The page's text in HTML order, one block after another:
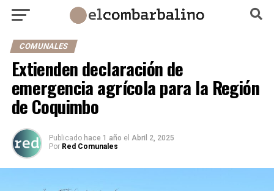
COMUNALES
Extienden declaración de
emergencia agrícola para la Región
de Coquimbo
Publicado hace 1 año el Abril 2, 2025
Por Red Comunales